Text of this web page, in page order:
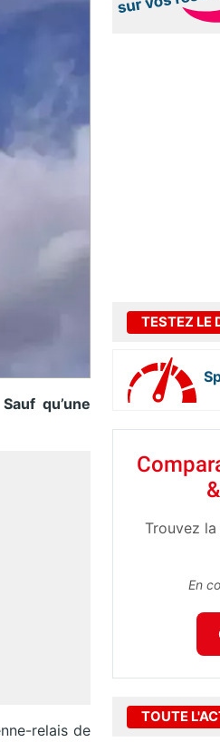
qu’une
relais de
TESTEZ LE
Trouvez
En
TOUTE